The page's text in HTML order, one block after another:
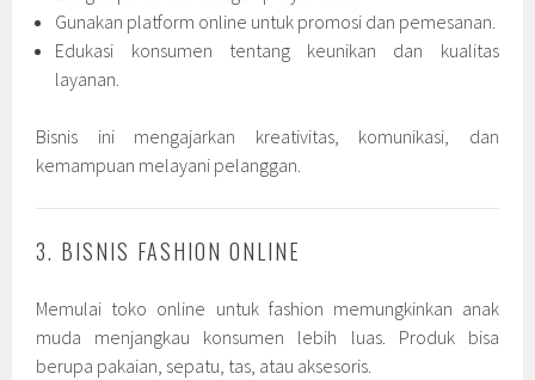
Gunakan platform online untuk promosi dan pemesanan.
Edukasi konsumen tentang keunikan dan kualitas
layanan.
Bisnis ini mengajarkan kreativitas, komunikasi, dan
kemampuan melayani pelanggan.
3. BISNIS FASHION ONLINE
Memulai toko online untuk fashion memungkinkan anak
muda menjangkau konsumen lebih luas. Produk bisa
berupa pakaian, sepatu, tas, atau aksesoris.